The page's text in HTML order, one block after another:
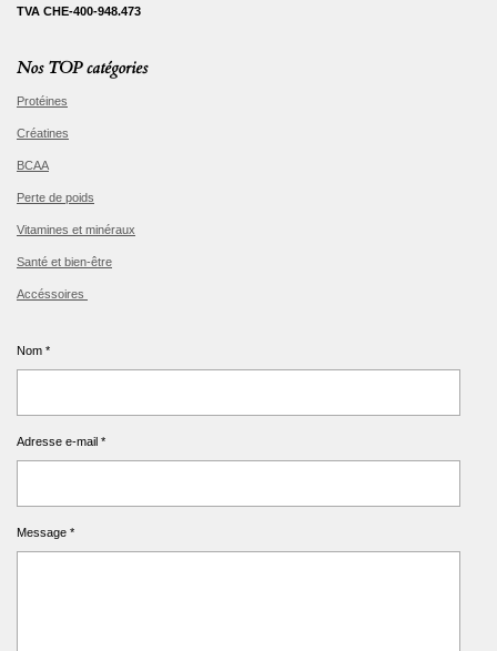
TVA CHE-400-948.473
Nos TOP catégories
Protéines
Créatines
BCAA
Perte de poids
Vitamines et minéraux
Santé et bien-être
Accéssoires
Nom *
Adresse e-mail *
Message *